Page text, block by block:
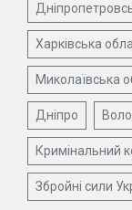
Харківська
Миколаївська
Дніпро
Кримінальний
Збройні сили